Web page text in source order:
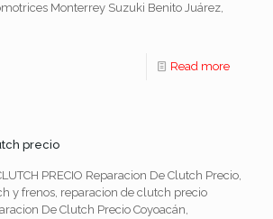
Monterrey Suzuki Benito Juárez,
Read more
precio
PRECIO Reparacion De Clutch Precio,
y frenos, reparacion de clutch precio
De Clutch Precio Coyoacán,